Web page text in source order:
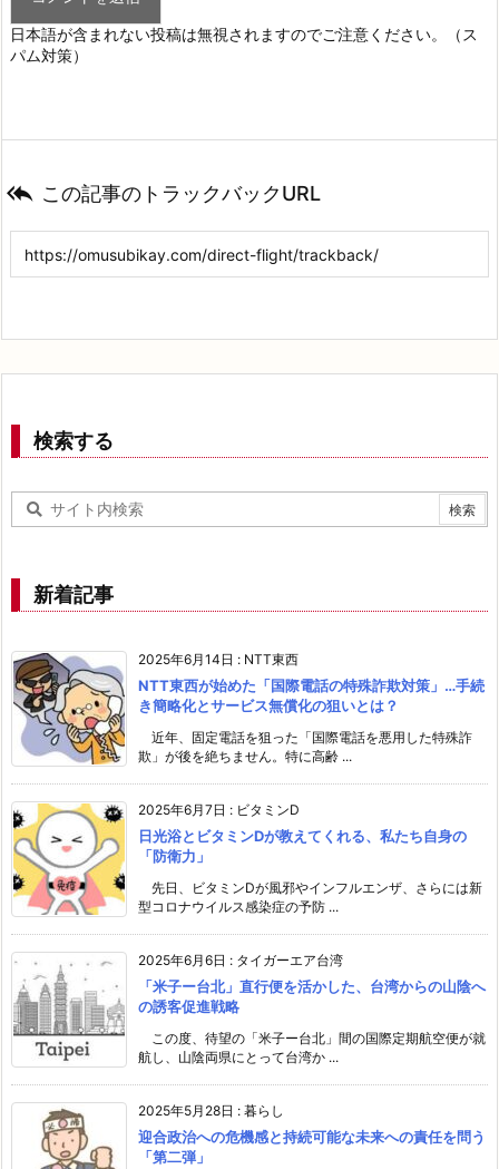
日本語が含まれない投稿は無視されますのでご注意ください。（ス
パム対策）
 この記事のトラックバックURL
検索する
新着記事
2025年6月14日 : NTT東西
NTT東西が始めた「国際電話の特殊詐欺対策」…手続
き簡略化とサービス無償化の狙いとは？
近年、固定電話を狙った「国際電話を悪用した特殊詐
欺」が後を絶ちません。特に高齢 ...
2025年6月7日 : ビタミンD
日光浴とビタミンDが教えてくれる、私たち自身の
「防衛力」
先日、ビタミンDが風邪やインフルエンザ、さらには新
型コロナウイルス感染症の予防 ...
2025年6月6日 : タイガーエア台湾
「米子ー台北」直行便を活かした、台湾からの山陰へ
の誘客促進戦略
この度、待望の「米子ー台北」間の国際定期航空便が就
航し、山陰両県にとって台湾か ...
2025年5月28日 : 暮らし
迎合政治への危機感と持続可能な未来への責任を問う
「第二弾」